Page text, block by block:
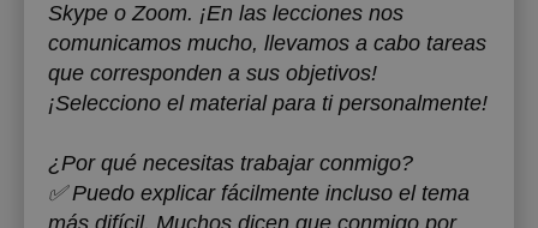
Skype o Zoom. ¡En las lecciones nos
comunicamos mucho, llevamos a cabo tareas
que corresponden a sus objetivos!
¡Selecciono el material para ti personalmente!
¿Por qué necesitas trabajar conmigo?
‌‌✅ Puedo explicar fácilmente incluso el tema
más difícil. Muchos dicen que conmigo por